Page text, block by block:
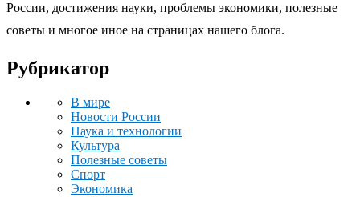
России, достижения науки, проблемы экономики, полезные
советы и многое иное на страницах нашего блога.
Рубрикатор
В мире
Новости России
Наука и технологии
Культура
Полезные советы
Спорт
Экономика